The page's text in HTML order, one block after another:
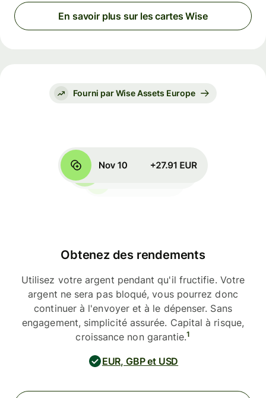
En savoir plus sur les cartes Wise
Fourni par Wise Assets Europe
Obtenez des rendements
Utilisez votre argent pendant qu'il fructifie. Votre
argent ne sera pas bloqué, vous pourrez donc
continuer à l'envoyer et à le dépenser. Sans
engagement, simplicité assurée. Capital à risque,
croissance non garantie.1
EUR, GBP et USD